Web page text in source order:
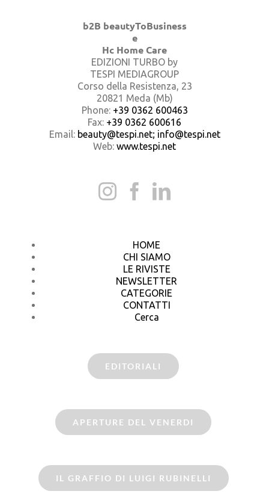
b2B beautyToBusiness
e
Hc Home Care
EDIZIONI TURBO by
TESPI MEDIAGROUP
Corso della Resistenza, 23
20821 Meda (Mb)
Phone: +39 0362 600463
Fax: +39 0362 600616
Email: beauty@tespi.net; info@tespi.net
Web: www.tespi.net
HOME
CHI SIAMO
LE RIVISTE
NEWSLETTER
CATEGORIE
CONTATTI
Cerca
EDITORIALI
APERTURE DEL VENERDI
IL GRAFFIO DI LUIGI RUBINELLI